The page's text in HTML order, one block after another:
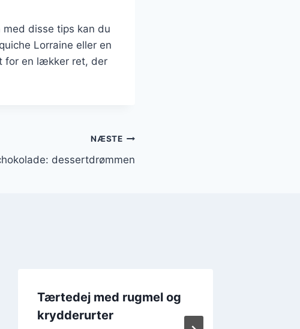
disse tips kan du
Lorraine eller en
for en lækker ret, der
NÆSTE
dessertdrømmen
Tærtedej med rugmel og
krydderurter